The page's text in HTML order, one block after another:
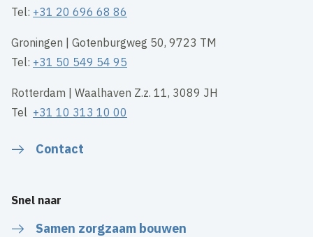
Tel: +31 20 696 68 86
Groningen | Gotenburgweg 50, 9723 TM
Tel: +31 50 549 54 95
Rotterdam | Waalhaven Z.z. 11, 3089 JH
Tel +31 10 313 10 00
Contact
Snel naar
Samen zorgzaam bouwen